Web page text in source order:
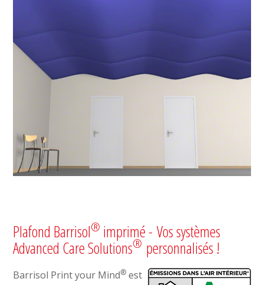
Plafond Barrisol® imprimé - Vos systèmes
Advanced Care Solutions® personnalisés !
Barrisol Print your Mind® est